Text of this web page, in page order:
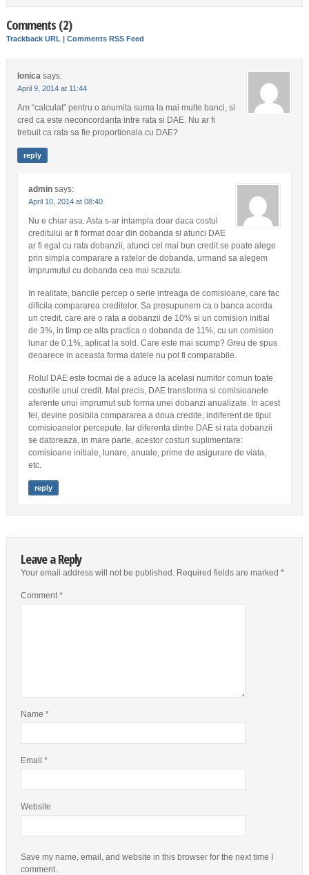
Comments (2)
Trackback URL | Comments RSS Feed
Ionica says:
April 9, 2014 at 11:44
Am “calculat” pentru o anumita suma la mai multe banci, si
cred ca este neconcordanta intre rata si DAE. Nu ar fi
trebuit ca rata sa fie proportionala cu DAE?
reply
admin says:
April 10, 2014 at 08:40
Nu e chiar asa. Asta s-ar intampla doar daca costul
creditului ar fi format doar din dobanda si atunci DAE
ar fi egal cu rata dobanzii, atunci cel mai bun credit se poate alege
prin simpla comparare a ratelor de dobanda, urmand sa alegem
imprumutul cu dobanda cea mai scazuta.
In realitate, bancile percep o serie intreaga de comisioane, care fac
dificila compararea creditelor. Sa presupunem ca o banca acorda
un credit, care are o rata a dobanzii de 10% si un comision initial
de 3%, in timp ce alta practica o dobanda de 11%, cu un comision
lunar de 0,1%, aplicat la sold. Care este mai scump? Greu de spus
deoarece in aceasta forma datele nu pot fi comparabile.
Rolul DAE este tocmai de a aduce la acelasi numitor comun toate
costurile unui credit. Mai precis, DAE transforma si comisioanele
aferente unui imprumut sub forma unei dobanzi anualizate. In acest
fel, devine posibila compararea a doua credite, indiferent de tipul
comisioanelor percepute. Iar diferenta dintre DAE si rata dobanzii
se datoreaza, in mare parte, acestor costuri suplimentare:
comisioane initiale, lunare, anuale, prime de asigurare de viata,
etc.
reply
Leave a Reply
Your email address will not be published. Required fields are marked *
Comment*
Name *
Email *
Website
Save my name, email, and website in this browser for the next time I
comment.